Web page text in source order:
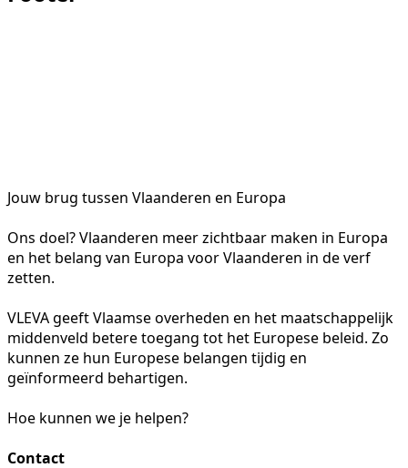
Jouw brug tussen Vlaanderen en Europa
Ons doel? Vlaanderen meer zichtbaar maken in Europa
en het belang van Europa voor Vlaanderen in de verf
zetten.
VLEVA geeft Vlaamse overheden en het maatschappelijk
middenveld betere toegang tot het Europese beleid. Zo
kunnen ze hun Europese belangen tijdig en
geïnformeerd behartigen.
Hoe kunnen we je helpen?
Contact